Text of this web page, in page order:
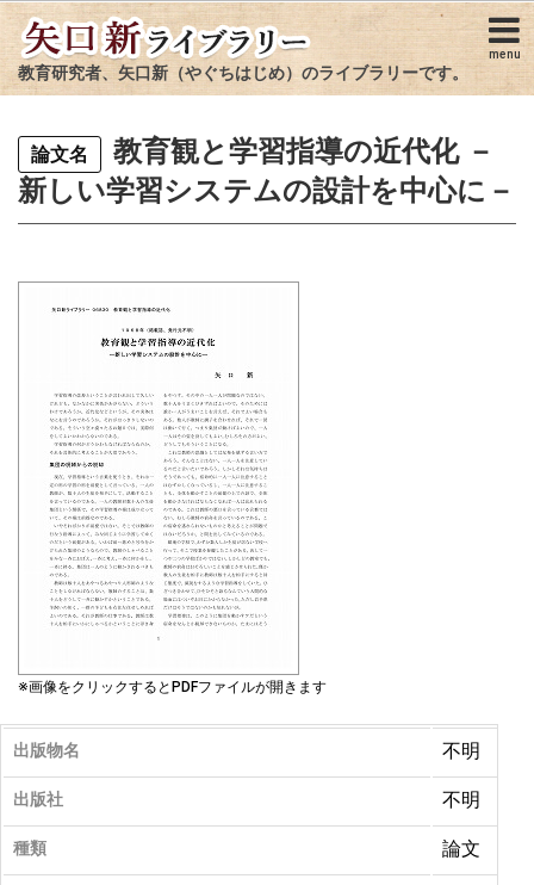
menu
教育研究者、矢口新（やぐちはじめ）のライブラリーです。
論文名
教育観と学習指導の近代化 －
新しい学習システムの設計を中心に－
※画像をクリックするとPDFファイルが開きます
出版物名 不明
出版社 不明
種類 論文